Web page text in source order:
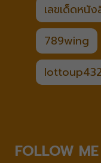
เลขเด็ดหนั
789wing
FOLLOW ME